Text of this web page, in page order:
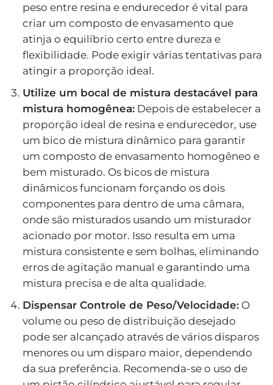
peso entre resina e endurecedor é vital para
criar um composto de envasamento que
atinja o equilíbrio certo entre dureza e
flexibilidade. Pode exigir várias tentativas para
atingir a proporção ideal.
Utilize um bocal de mistura destacável para
mistura homogênea:Depois de estabelecer a
proporção ideal de resina e endurecedor, use
um bico de mistura dinâmico para garantir
um composto de envasamento homogêneo e
bem misturado. Os bicos de mistura
dinâmicos funcionam forçando os dois
componentes para dentro de uma câmara,
onde são misturados usando um misturador
acionado por motor. Isso resulta em uma
mistura consistente e sem bolhas, eliminando
erros de agitação manual e garantindo uma
mistura precisa e de alta qualidade.
Dispensar Controle de Peso/Velocidade:O
volume ou peso de distribuição desejado
pode ser alcançado através de vários disparos
menores ou um disparo maior, dependendo
da sua preferência. Recomenda-se o uso de